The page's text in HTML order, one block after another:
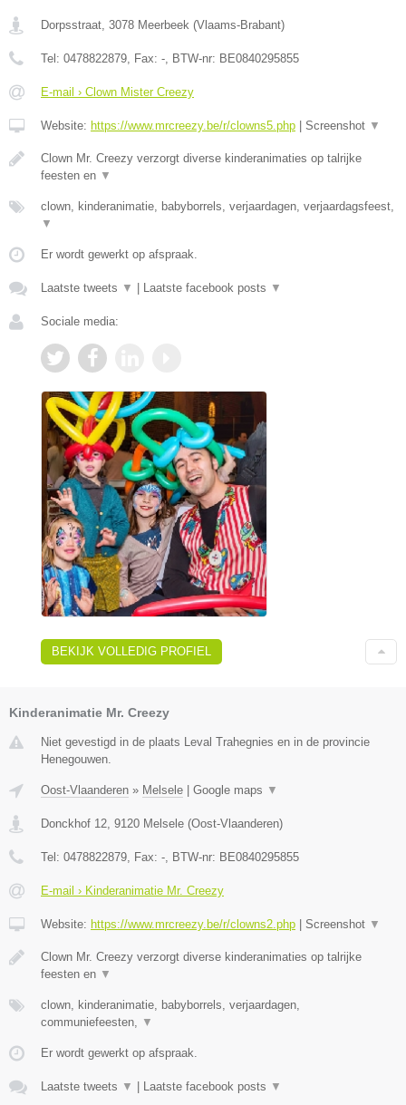
Dorpsstraat, 3078 Meerbeek (Vlaams-Brabant)
Tel: 0478822879, Fax: -, BTW-nr: BE0840295855
E-mail › Clown Mister Creezy
Website: https://www.mrcreezy.be/r/clowns5.php Screenshot ▼
Clown Mr. Creezy verzorgt diverse kinderanimaties op talrijke
feesten en ▼
clown, kinderanimatie, babyborrels, verjaardagen, verjaardagsfeest,
▼
Er wordt gewerkt op afspraak.
Laatste tweets ▼ Laatste facebook posts ▼
Sociale media:
BEKIJK VOLLEDIG PROFIEL
Kinderanimatie Mr. Creezy
Niet gevestigd in de plaats Leval Trahegnies en in de provincie
Henegouwen.
Oost-Vlaanderen » Melsele Google maps ▼
Donckhof 12, 9120 Melsele (Oost-Vlaanderen)
Tel: 0478822879, Fax: -, BTW-nr: BE0840295855
E-mail › Kinderanimatie Mr. Creezy
Website: https://www.mrcreezy.be/r/clowns2.php Screenshot ▼
Clown Mr. Creezy verzorgt diverse kinderanimaties op talrijke
feesten en ▼
clown, kinderanimatie, babyborrels, verjaardagen,
communiefeesten, ▼
Er wordt gewerkt op afspraak.
Laatste tweets ▼ Laatste facebook posts ▼